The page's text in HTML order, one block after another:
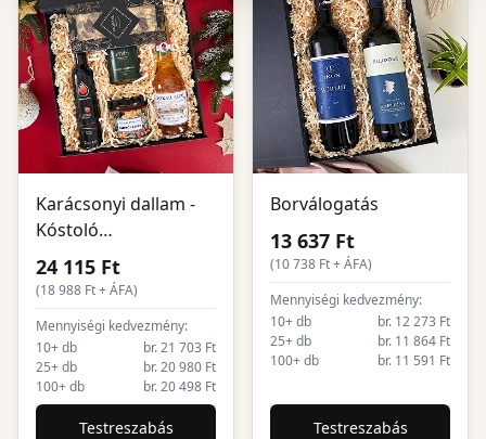
Karácsonyi dallam -
Kóstoló
ajándékcsomag
24 115 Ft
(18 988 Ft + ÁFA)
Mennyiségi kedvezmény:
10+ db
br. 21 703 Ft
25+ db
br. 20 980 Ft
100+ db
br. 20 498 Ft
Testreszabás
Borválogatás
13 637 Ft
(10 738 Ft + ÁFA)
Mennyiségi kedvezmény:
10+ db
br. 12 273 Ft
25+ db
br. 11 864 Ft
100+ db
br. 11 591 Ft
Testreszabás